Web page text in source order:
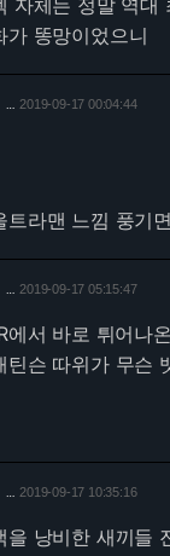
자체는 정말 역대
가 똥망이었으니
2019-09-17 00:04:44
트라맨 느낌 풍기
2019-09-17 05:15:47
에서 바로 튀어나
틴슨 따위가 무슨
2019-09-17 10:35:16
을 낭비한 새끼들